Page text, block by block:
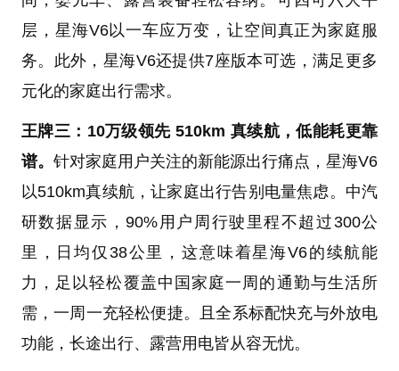
层，星海V6以一车应万变，让空间真正为家庭服
务。此外，星海V6还提供7座版本可选，满足更多
元化的家庭出行需求。
王牌三：10万级领先 510km 真续航，低能耗更靠
谱。 针对家庭用户关注的新能源出行痛点，星海V6
以510km真续航，让家庭出行告别电量焦虑。中汽
研数据显示，90%用户周行驶里程不超过300公
里，日均仅38公里，这意味着星海V6的续航能
力，足以轻松覆盖中国家庭一周的通勤与生活所
需，一周一充轻松便捷。且全系标配快充与外放电
功能，长途出行、露营用电皆从容无忧。